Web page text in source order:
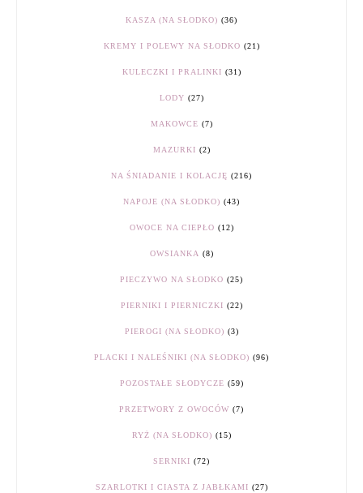
KASZA (NA SŁODKO) (36)
KREMY I POLEWY NA SŁODKO (21)
KULECZKI I PRALINKI (31)
LODY (27)
MAKOWCE (7)
MAZURKI (2)
NA ŚNIADANIE I KOLACJĘ (216)
NAPOJE (NA SŁODKO) (43)
OWOCE NA CIEPŁO (12)
OWSIANKA (8)
PIECZYWO NA SŁODKO (25)
PIERNIKI I PIERNICZKI (22)
PIEROGI (NA SŁODKO) (3)
PLACKI I NALEŚNIKI (NA SŁODKO) (96)
POZOSTAŁE SŁODYCZE (59)
PRZETWORY Z OWOCÓW (7)
RYŻ (NA SŁODKO) (15)
SERNIKI (72)
SZARLOTKI I CIASTA Z JABŁKAMI (27)